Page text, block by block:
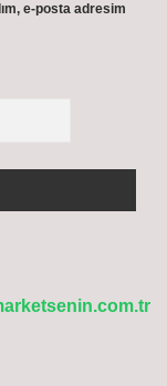
e-posta adresim